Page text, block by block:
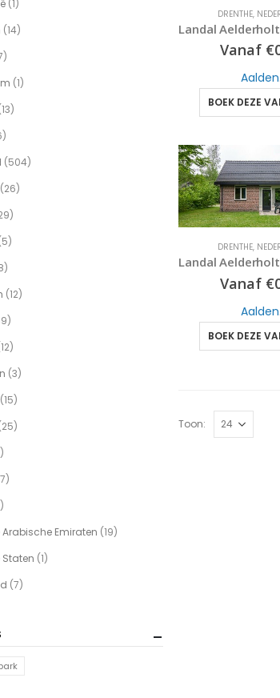
DRENTHE,
Vanaf €
Aalden
BOEK DEZE
DRENTHE,
Vanaf €
Aalden
BOEK DEZE
Toon:
(1)
(14)
(1)
(504)
(26)
(12)
(3)
(15)
Emiraten (19)
(1)
(7)